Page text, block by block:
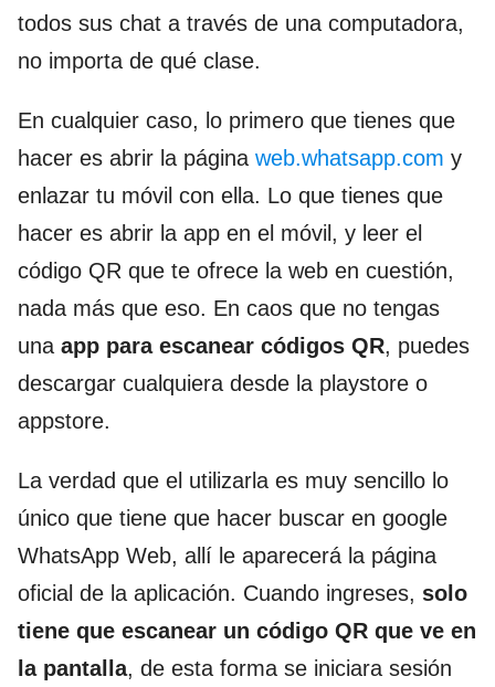
todos sus chat a través de una computadora,
no importa de qué clase.
En cualquier caso, lo primero que tienes que
hacer es abrir la página web.whatsapp.com y
enlazar tu móvil con ella. Lo que tienes que
hacer es abrir la app en el móvil, y leer el
código QR que te ofrece la web en cuestión,
nada más que eso. En caos que no tengas
una app para escanear códigos QR, puedes
descargar cualquiera desde la playstore o
appstore.
La verdad que el utilizarla es muy sencillo lo
único que tiene que hacer buscar en google
WhatsApp Web, allí le aparecerá la página
oficial de la aplicación. Cuando ingreses, solo
tiene que escanear un código QR que ve en
la pantalla, de esta forma se iniciara sesión